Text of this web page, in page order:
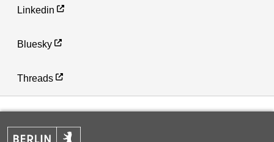
Linkedin
Bluesky
Threads